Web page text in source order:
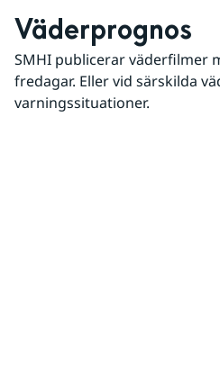
Väderprognos
SMHI publicerar väderfilmer
fredagar. Eller vid särskilda
varningssituationer.